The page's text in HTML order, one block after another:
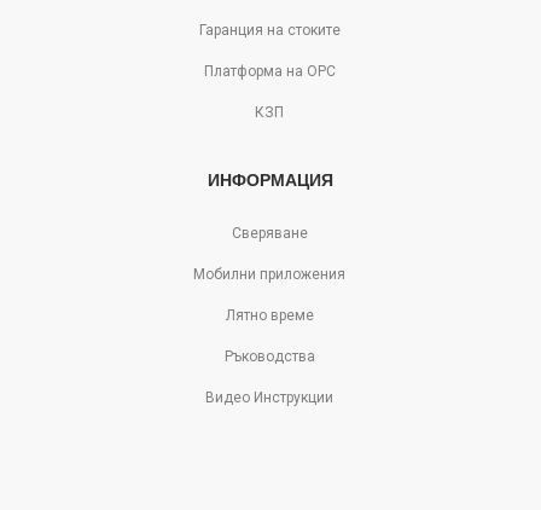
Гаранция на стоките
Платформа на ОРС
КЗП
ИНФОРМАЦИЯ
Сверяване
Мобилни приложения
Лятно време
Ръководства
Видео Инструкции